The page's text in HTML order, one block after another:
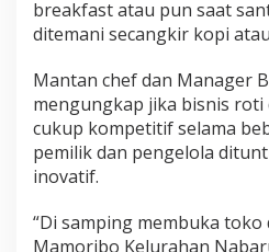
breakfast atau pun saat
ditemani secangkir kopi
Mantan chef dan Manager
mengungkap jika bisnis roti
cukup kompetitif selama
pemilik dan pengelola
inovatif.
“Di samping membuka toko
Mamoribo Kelurahan